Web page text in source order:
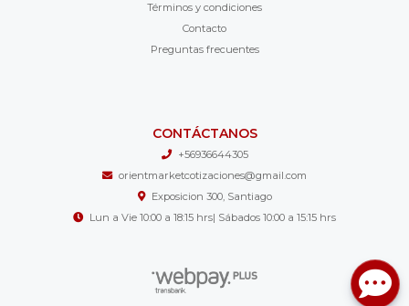
Términos y condiciones
Contacto
Preguntas frecuentes
CONTÁCTANOS
+56936644305
orientmarketcotizaciones@gmail.com
Exposicion 300, Santiago
Lun a Vie 10:00 a 18:15 hrs| Sábados 10:00 a 15:15 hrs